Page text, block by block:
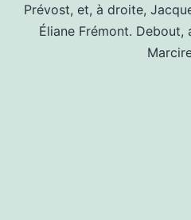
Prévost, et, à droite,
Éliane Frémont.